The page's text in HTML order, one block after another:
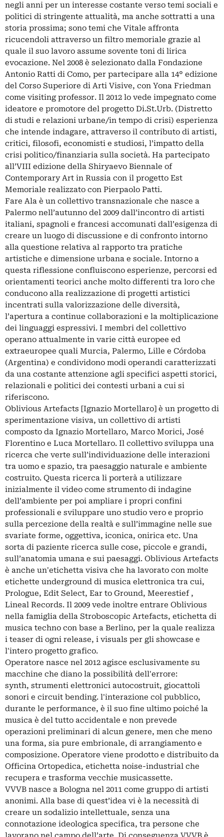
negli anni per un interesse costante verso temi sociali e
politici di stringente attualità, ma anche sottratti a una
storia prossima; sono temi che Vitale affronta
ricucendoli attraverso un filtro memoriale grazie al
quale il suo lavoro assume sovente toni di lirica
evocazione. Nel 2008 è selezionato dalla Fondazione
Antonio Ratti di Como, per partecipare alla 14° edizione
del Corso Superiore di Arti Visive, con Yona Friedman
come visiting professor. Il 2012 lo vede impegnato come
ideatore e promotore del progetto Di.St.Urb. (Distretto
di studi e relazioni urbane/in tempo di crisi) esperienza
che intende indagare, attraverso il contributo di artisti,
critici, filosofi, economisti e studiosi, l’impatto della
crisi politico/finanziaria sulla società. Ha partecipato
all’VIII edizione della Shiryaevo Biennale of
Contemporary Art in Russia con il progetto Est
Memoriale realizzato con Pierpaolo Patti.
Fare Ala è un collettivo transnazionale che nasce a
Palermo nell’autunno del 2009 dall’incontro di artisti
italiani, spagnoli e francesi accomunati dall’esigenza di
creare un luogo di discussione e di confronto intorno
alla questione relativa al rapporto tra pratiche
artistiche e dimensione urbana e sociale. Intorno a
questa riflessione confluiscono esperienze, percorsi ed
orientamenti teorici anche molto differenti tra loro che
conducono alla realizzazione di progetti artistici
incentrati sulla valorizzazione delle diversità,
l’apertura a continue collaborazioni e la moltiplicazione
dei linguaggi espressivi. I membri del collettivo
operano attualmente in varie città europee ed
extraeuropee quali Murcia, Palermo, Lille e Córdoba
(Argentina) e condividono modi operandi caratterizzati
da una costante attenzione agli specifici aspetti storici,
relazionali e politici dei contesti urbani a cui si
riferiscono.
Oblivious Artefacts [Ignazio Mortellaro] è un progetto di
sperimentazione visiva, un collettivo di artisti
composto da Ignazio Mortellaro, Marco Morici, José
Florentino e Luca Mortellaro. Il collettivo sviluppa una
ricerca che verte sull’individuazione delle interazioni
tra uomo e spazio, tra paesaggio naturale e ambiente
costruito. Questa ricerca li porterà a utilizzare
inizialmente il video come strumento di indagine
dell’ambiente per poi ampliare i propri confini
professionali e sviluppare uno studio vero e proprio
sulla percezione della realtà e sull’immagine nelle sue
svariate forme, oggettiva, iconica, onirica etc. Una
sorta di paziente ricerca sulle cose, piccole e grandi,
sull’anatomia umana e sui paesaggi. Oblivious Artefacts
è anche un'etichetta visiva che ha lavorato con molte
etichette underground di musica elettronica tra cui,
Prologue, Edit Select, Ear to Ground, Meerestief ,
Lineal Records. Il 2009 vede inoltre entrare Oblivious
nella famiglia della Stroboscopic Artefacts, etichetta di
musica techno con base a Berlino, per la quale realizza
i teaser di ogni release, i visuals per gli showcase e
l'intero progetto grafico.
Operatore nasce nel 2012 agisce esclusivamente su
macchine che diano la possibilità dell'errore:
synth, strumenti elettronici autocostruit, giocattoli
sonori e circuit bending. l'interazione col pubblico,
durante le performance, è il suo fine ultimo poiché la
musica è del tutto accidentale e non prevede
operazioni preliminari di alcun genere, men che meno
una forma, sia pure embrionale, di arrangiamento e
composizione. Operatore viene prodotto e distribuito da
Officina Ortopedica, etichetta noise-industrial che
recupera e trasforma vecchie musicassette.
VVVB nasce a Bologna nel 2011 come gruppo di artisti
anonimi. Alla base di quest’idea vi è la necessità di
creare un sodalizio intellettuale, senza una
connotazione ideologica specifica, tra persone che